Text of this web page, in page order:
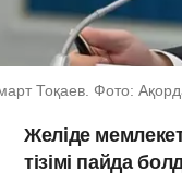
Тоқаев. Фото:
Желіде
тізімі пайда